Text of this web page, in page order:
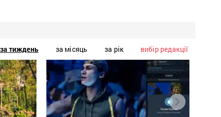
за тиждень за місяць за рік вибір редакції